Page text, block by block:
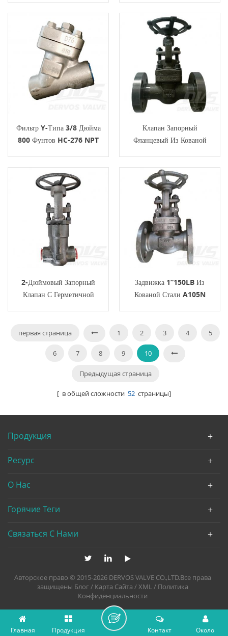
Фильтр Y-Типа 3/8 Дюйма
800 Фунтов HC-276 NPT
Клапан Запорный
Фланцевый Из Кованой
2-Дюймовый Запорный
Клапан С Герметичной
Задвижка 1”150LB Из
Кованой Стали A105N
первая страница 1 2 3 4 5
6 7 8 9 10
Предыдущая страница
[ в общей сложности 52 страницы]
Продукция
Ресурс
О Нас
Горячие Теги
Связаться С Нами
Авторское право © 2015-2026 DERVOS VALVE CO.,LTD.Все права
защищены Блог / Карта Сайта /XML/ Политика
Конфиденциальности
Главная Продукция Около
Контакт